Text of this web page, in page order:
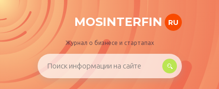
MOSINTERFIN RU
Журнал о бизнесе и стартапах